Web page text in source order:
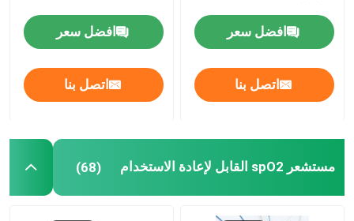
افضل سعر
اتصل بنا
افضل سعر
اتصل بنا
مستشعر spO2 القابل لإعادة الاستخدام (68)